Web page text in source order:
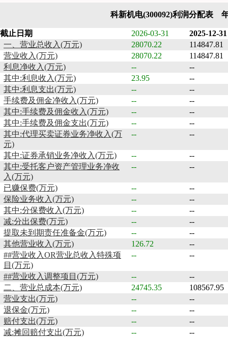
科新机电(300092)利润分配表
截止日期 2026-03-31
2025-12-31
一、营业总收入(万元)
28070.22
114847.81
营业收入(万元)
28070.22
114847.81
利息净收入(万元)
--
--
其中:利息收入(万元)
23.95
--
其中:利息支出(万元)
--
--
手续费及佣金净收入(万元)
--
--
其中:手续费及佣金收入(万元)
--
--
其中:手续费及佣金支出(万元)
--
--
其中:代理买卖证券业务净收入(万
元)
-- --
其中:证券承销业务净收入(万元) --
--
其中:受托客户资产管理业务净收
入(万元)
-- --
已赚保费(万元) --
--
保险业务收入(万元)
--
--
其中:分保费收入(万元)
--
--
减:分出保费(万元)
--
--
提取未到期责任准备金(万元)
--
--
其他营业收入(万元)
126.72
--
##营业收入OR营业总收入特殊项
目(万元)
-- --
##营业收入调整项目(万元) --
--
二、营业总成本(万元)
24745.35
108567.95
营业支出(万元)
--
--
退保金(万元)
--
--
赔付支出(万元)
--
--
减:摊回赔付支出(万元)
--
--